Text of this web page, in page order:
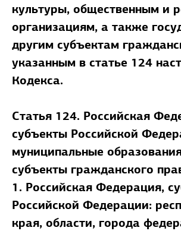
культуры, общественным и
организациям, а также
другим субъектам
указанным в статье 124
Кодекса.
Статья 124. Российская
субъекты Российской
муниципальные
субъекты гражданского
1. Российская Федерация,
Российской Федерации:
края, области, города